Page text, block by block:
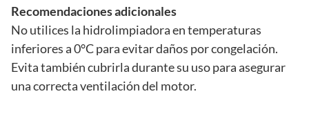
Recomendaciones adicionales
No utilices la hidrolimpiadora en temperaturas
inferiores a 0°C para evitar daños por congelación.
Evita también cubrirla durante su uso para asegurar
una correcta ventilación del motor.